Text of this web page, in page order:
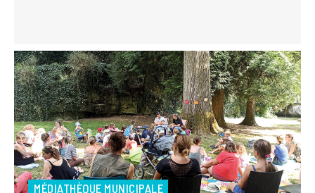
MÉDIATHÈQUE MUNICIPALE